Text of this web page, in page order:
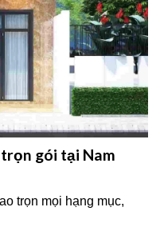
gói tại Nam
trọn mọi hạng mục,